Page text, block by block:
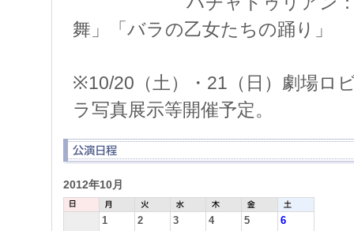
舞」「バラの乙女たちの踊り」
※10/20（土）・21（日）劇場ロ
ラ写真展示等開催予定
2012年10月
1 2 3 4 5 6